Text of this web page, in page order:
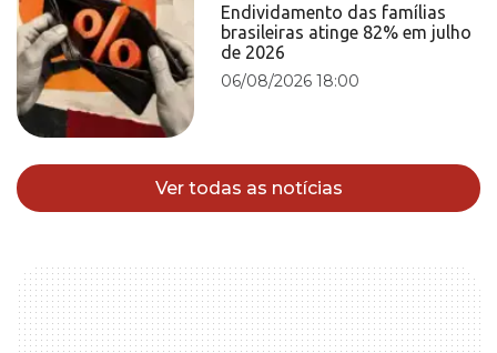
Endividamento das famílias
brasileiras atinge 82% em julho
de 2026
06/08/2026 18:00
Ver todas as notícias